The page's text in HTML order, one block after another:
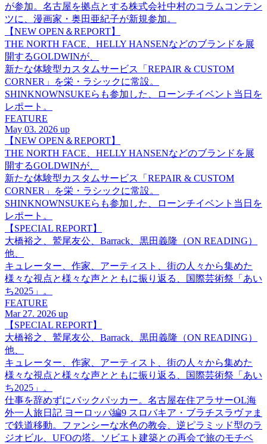
が参加。名古屋を拠点とする株式会社中村のコラムコンテン
ツに、漫画家・奥田亜紀子が新規参加。
【NEW OPEN＆REPORT】
THE NORTH FACE、HELLY HANSENなどのブランドを展
開するGOLDWINが、
新たな体験型カスタムサービス「REPAIR & CUSTOM
CORNER」を栄・ラシックに常設。
SHINKNOWNSUKEらも参加した、ローンチイベント当日を
レポート。
FEATURE
May 03. 2026 up
【NEW OPEN＆REPORT】
THE NORTH FACE、HELLY HANSENなどのブランドを展
開するGOLDWINが、
新たな体験型カスタムサービス「REPAIR & CUSTOM
CORNER」を栄・ラシックに常設。
SHINKNOWNSUKEらも参加した、ローンチイベント当日を
レポート。
【SPECIAL REPORT】
大橋裕之、鷲尾友公、Barrack、黒田義隆（ON READING）
他、
キュレーター、作家、アーティスト、街の人々から集めた
様々な視点と様々な声とともに振り返る、国際芸術祭「あい
ち2025」。
FEATURE
Mar 27. 2026 up
【SPECIAL REPORT】
大橋裕之、鷲尾友公、Barrack、黒田義隆（ON READING）
他、
キュレーター、作家、アーティスト、街の人々から集めた
様々な視点と様々な声とともに振り返る、国際芸術祭「あい
ち2025」。
仕事を辞めずにバックパッカー。名古屋在住アラサーOL海
外一人旅日記 ヨーロッパ編9 スロバキア・ブラチスラヴァま
で鉄道移動。ファンシーな水色の教会、逆ピラミッド型のラ
ジオビル、UFOの塔。ソビエト建築との再会で旅のモチベ